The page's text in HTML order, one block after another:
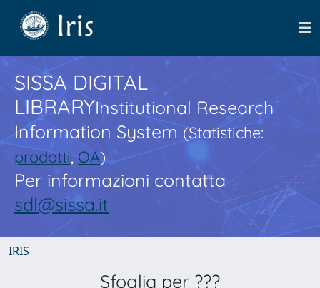
SISSA DIGITAL
LIBRARYInstitutional Research
Information System(Statistiche:
prodotti,OA)
Per informazioni contatta
sdl@sissa.it
IRIS
Sfoglia per ???